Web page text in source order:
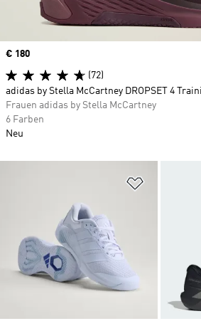
Price
€ 180
(72)
adidas by Stella McCartney DROPSET 4
Frauen adidas by Stella McCartney
6 Farben
Neu